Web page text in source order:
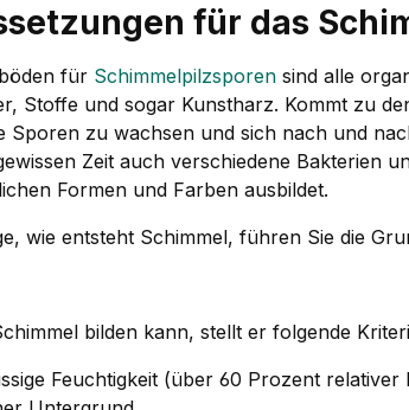
für das
für Schimmelpilzsporen sind alle
Stoffe und sogar Kunstharz. Kommt zu
Sporen zu wachsen und sich nach und
Zeit auch verschiedene Bakterien
Formen und Farben ausbildet.
wie entsteht Schimmel, führen Sie die
bilden kann, stellt er folgende
Feuchtigkeit (über 60 Prozent relativer